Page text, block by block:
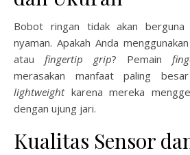
Bobot ringan tidak akan berguna
nyaman. Apakah Anda
atau fingertip grip? Pemain
merasakan manfaat paling
lightweightkarena mereka
dengan ujung jari.
Kualitas Sensor